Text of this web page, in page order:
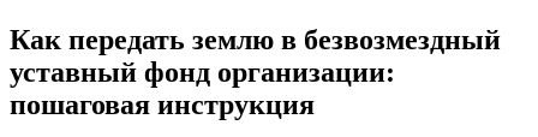
Как передать землю в безвозмездный
уставный фонд организации:
пошаговая инструкция